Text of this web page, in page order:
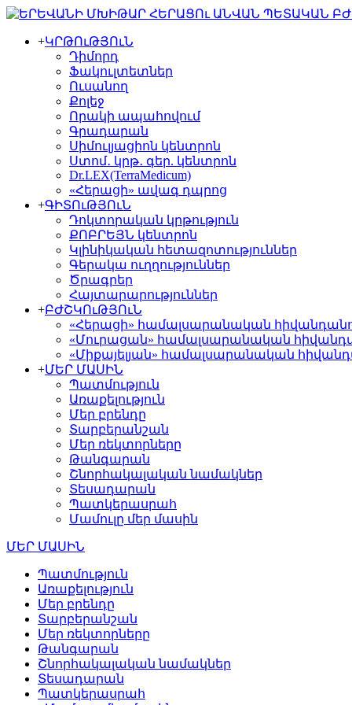
+ԿՐԹՈւԹՅՈւՆ
Դիմորդ
Ֆակուլտետներ
Ուսանող
Քոլեջ
Որակի ապահովում
Գրադարան
Սիմուլյացիոն կենտրոն
Ստոմ․ կրթ․ գեր. կենտրոն
Dr.LEX(TerraMedicum)
«Հերացի» ավագ դպրոց
+ԳԻՏՈւԹՅՈւՆ
Դոկտորական կրթություն
ՔՈԲՐԵՅՆ կենտրոն
Կլինիկական հետազոտություններ
Գերակա ուղղություններ
Ծրագրեր
Հայտարարություններ
+ԲԺՇԿՈւԹՅՈւՆ
«Հերացի» համալսարանական
«Մուրացան» համալսարանական
«Միքայելյան» համալսարանական
+ՄԵՐ ՄԱՍԻՆ
Պատմություն
Առաքելություն
Մեր բրենդը
Տարբերանշան
Մեր ռեկտորները
Թանգարան
Շնորհակալական նամակներ
Տեսադարան
Պատկերասրահ
Մամուլը մեր մասին
ՄԵՐ ՄԱՍԻՆ
Պատմություն
Առաքելություն
Մեր բրենդը
Տարբերանշան
Մեր ռեկտորները
Թանգարան
Շնորհակալական նամակներ
Տեսադարան
Պատկերասրահ